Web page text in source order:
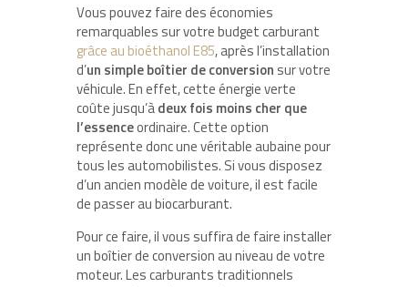
Vous pouvez faire des économies
remarquables sur votre budget carburant
grâce au bioéthanol E85, après l’installation
d’un simple boîtier de conversion sur votre
véhicule. En effet, cette énergie verte
coûte jusqu’àdeux fois moins cher que
l’essenceordinaire. Cette option
représente donc une véritable aubaine pour
tous les automobilistes. Si vous disposez
d’un ancien modèle de voiture, il est facile
de passer au biocarburant.
Pour ce faire, il vous suffira de faire installer
un boîtier de conversion au niveau de votre
moteur. Les carburants traditionnels